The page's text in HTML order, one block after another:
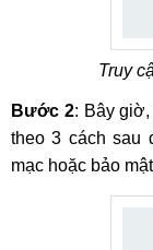
Truy
Bước 2: Bây
theo 3 cách sau
mạc hoặc bảo